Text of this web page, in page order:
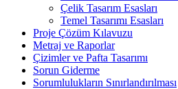
Çelik Tasarım Esasları
Temel Tasarımı Esasları
Proje Çözüm Kılavuzu
Metraj ve Raporlar
Çizimler ve Pafta Tasarımı
Sorun Giderme
Sorumlulukların Sınırlandırılması